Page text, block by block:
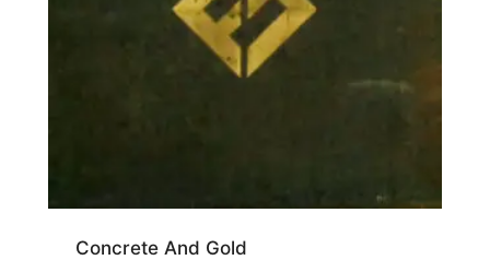
Concrete And Gold